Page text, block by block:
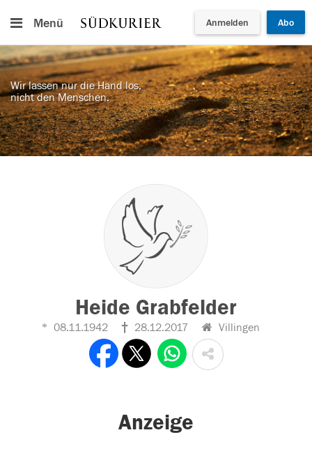
Menü Anmelden Abo
Wir lassen nur die Hand los,
nicht den Menschen.
Heide Grabfelder
08.11.1942 28.12.2017 Villingen
Anzeige